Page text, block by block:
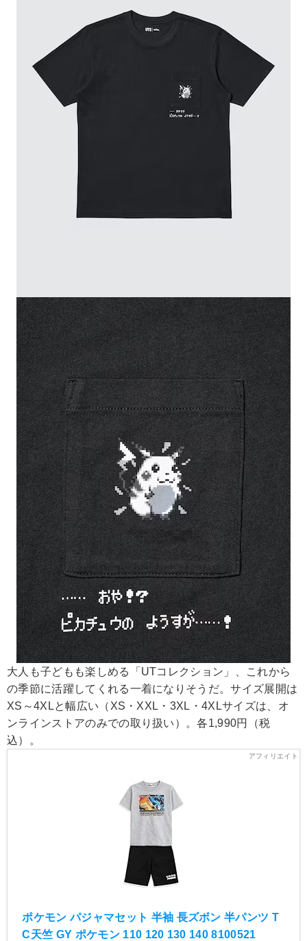
大人も子どもも楽しめる「UTコレクション」、これから
の季節に活躍してくれる一着になりそうだ。サイズ展開は
XS～4XLと幅広い（XS・XXL・3XL・4XLサイズは、オ
ンラインストアのみでの取り扱い）。各1,990円（税
込）。
ポケモン パジャマセット 半袖 長ズボン 半パンツ T
C天竺 GY ポケモン 110 120 130 140 8100521